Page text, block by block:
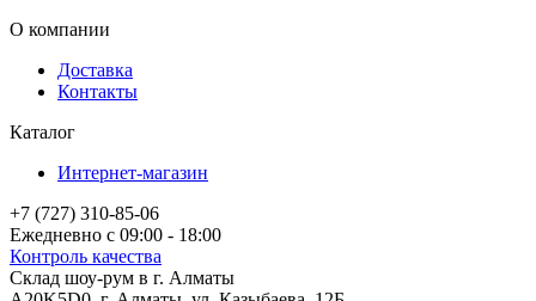
О компании
Доставка
Контакты
Каталог
Интернет-магазин
+7 (727) 310-85-06
Ежедневно с 09:00 - 18:00
Контроль качества
Склад шоу-рум в г. Алматы